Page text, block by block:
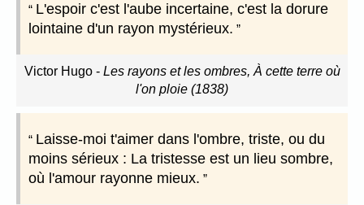
L'espoir c'est l'aube incertaine, c'est la dorure
lointaine d'un rayon mystérieux.
Victor Hugo- Les rayons et les ombres, À cette terre où
l'on ploie (1838)
Laisse-moi t'aimer dans l'ombre, triste, ou du
moins sérieux : La tristesse est un lieu sombre,
où l'amour rayonne mieux.